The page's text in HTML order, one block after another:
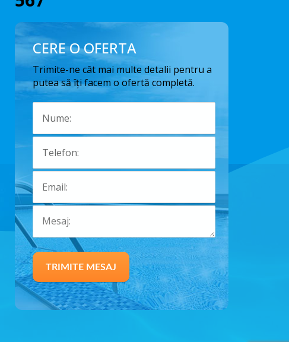
CERE O OFERTA
Trimite-ne cât mai multe detalii pentru a
putea să îți facem o ofertă completă.